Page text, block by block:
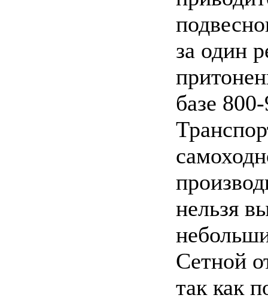
за один
базе
нельзя
Сетной
так как